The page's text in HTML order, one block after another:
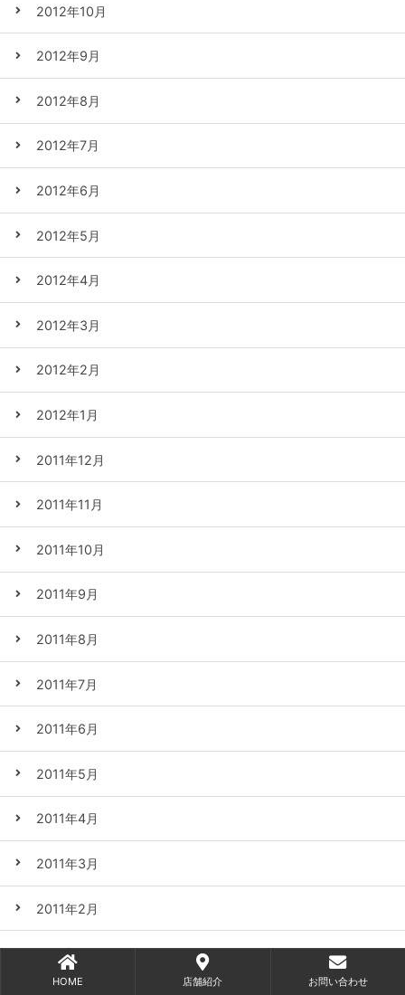
2012年10月
2012年9月
2012年8月
2012年7月
2012年6月
2012年5月
2012年4月
2012年3月
2012年2月
2012年1月
2011年12月
2011年11月
2011年10月
2011年9月
2011年8月
2011年7月
2011年6月
2011年5月
2011年4月
2011年3月
2011年2月
2011年1月
HOME 店舗紹介 お問い合わせ